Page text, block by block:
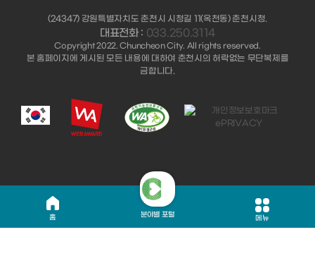
홈 분야별 포털 메뉴
(24347) 강원특별자치도 춘천시 시청길 11(옥천동) 춘천시청.
대표전화 : 033.250.3114
Copyright 2022. Chuncheon City. All rights reserved.
본 홈페이지에 게시된 모든 내용에 대하여 춘천시의 허락없는 무단복제를
금합니다.